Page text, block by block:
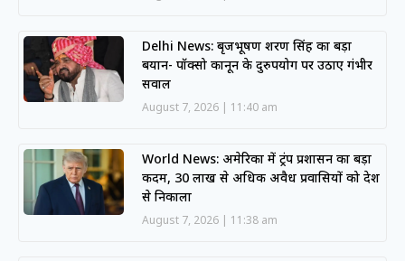
Delhi News: बृजभूषण शरण सिंह का बड़ा
बयान- पॉक्सो कानून के दुरुपयोग पर उठाए गंभीर
सवाल
August 7, 2026 11:40 am
World News: अमेरिका में ट्रंप प्रशासन का बड़ा
कदम, 30 लाख से अधिक अवैध प्रवासियों को देश
से निकाला
August 7, 2026 11:38 am